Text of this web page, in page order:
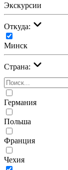
Экскурсии
Откуда:
Минск
Страна:
Германия
Польша
Франция
Чехия